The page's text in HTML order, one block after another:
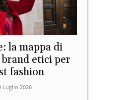
la mappa di
etici per
fashion
Luglio 2026